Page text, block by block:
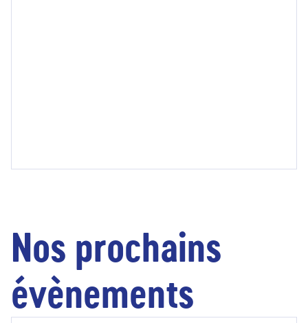
Nos prochains
évènements